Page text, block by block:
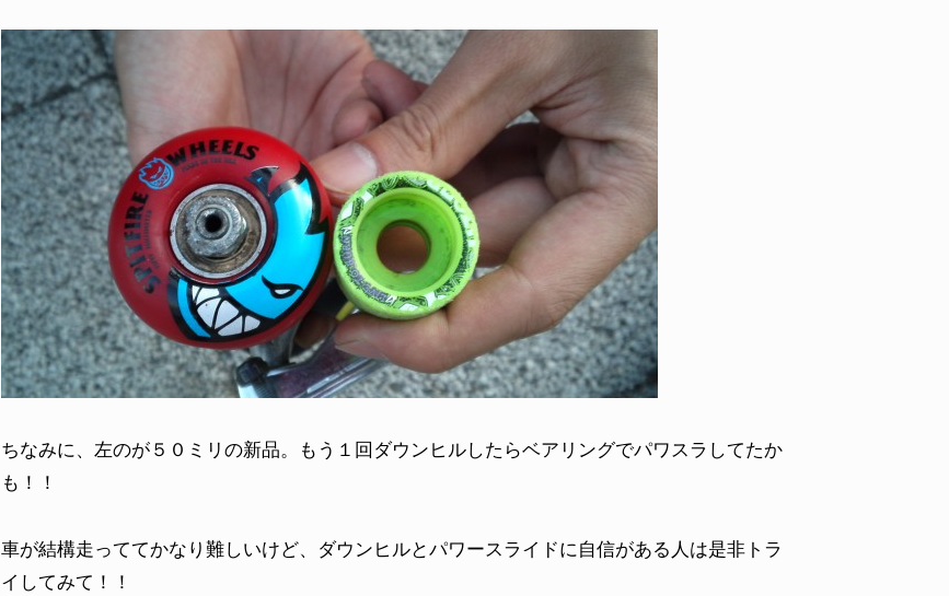
ちなみに、左のが５０ミリの新品。もう１回ダウンヒルしたらベアリングでパワスラしてたか
も！！
車が結構走っててかなり難しいけど、ダウンヒルとパワースライドに自信がある人は是非トラ
イしてみて！！